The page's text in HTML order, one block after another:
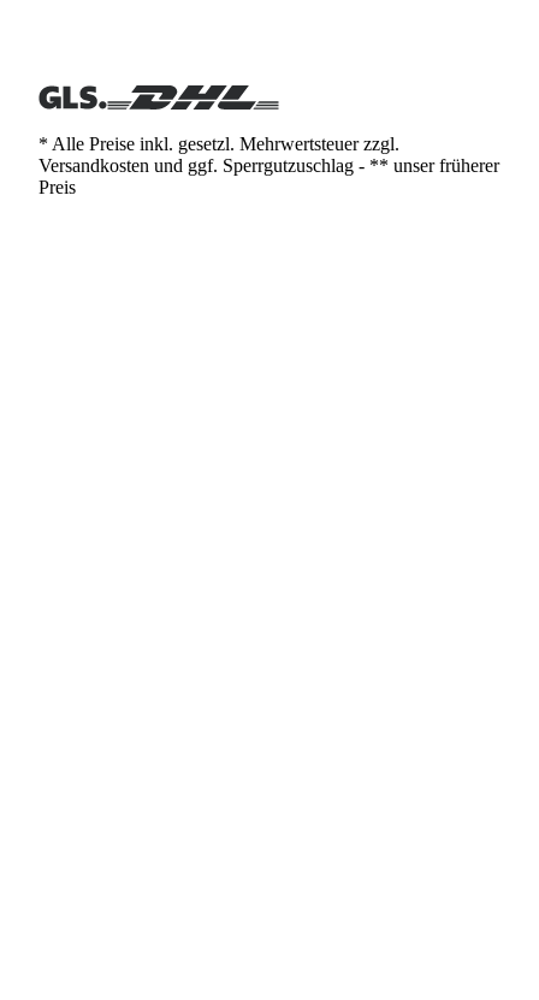
* Alle Preise inkl. gesetzl. Mehrwertsteuer zzgl.
Versandkosten und ggf. Sperrgutzuschlag - ** unser früherer
Preis